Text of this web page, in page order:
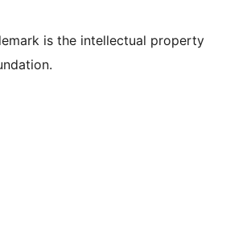
is the intellectual property